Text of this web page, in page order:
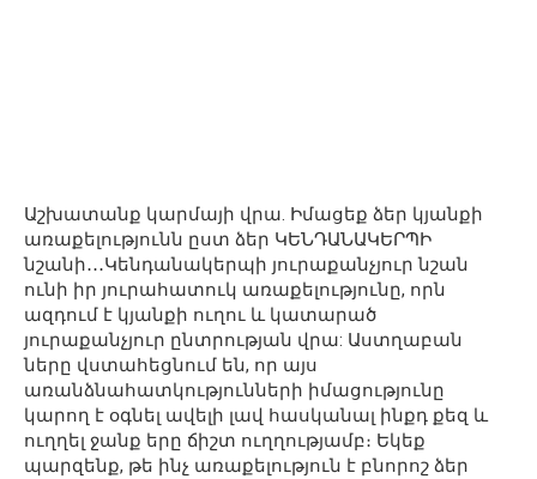
Աշխատանք կարմայի վրա. Իմացեք ձեր կյանքի
առաքելությունն ըստ ձեր ԿԵՆԴԱՆԱԿԵՐՊԻ
նշանի․․․Կենդանակերպի յուրաքանչյուր նշան
ունի իր յուրահատուկ առաքելությունը, որն
ազդում է կյանքի ուղու և կատարած
յուրաքանչյուր ընտրության վրա: Աստղաբան
ները վստահեցնում են, որ այս
առանձնահատկությունների իմացությունը
կարող է օգնել ավելի լավ հասկանալ ինքդ քեզ և
ուղղել ջանք երը ճիշտ ուղղությամբ։ Եկեք
պարզենք, թե ինչ առաքելություն է բնորոշ ձեր